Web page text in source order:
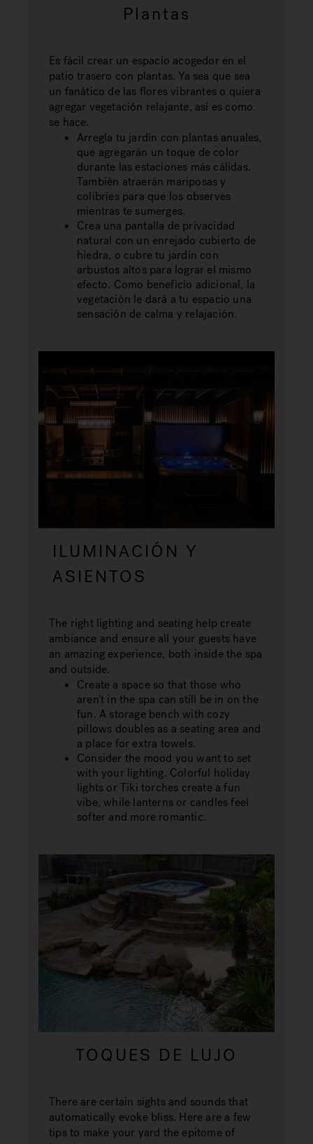
Plantas
Es fácil crear un espacio acogedor en el
patio trasero con plantas. Ya sea que sea
un fanático de las flores vibrantes o quiera
agregar vegetación relajante, así es como
se hace.
Arregla tu jardín con plantas anuales,
que agregarán un toque de color
durante las estaciones más cálidas.
También atraerán mariposas y
colibríes para que los observes
mientras te sumerges.
Crea una pantalla de privacidad
natural con un enrejado cubierto de
hiedra, o cubre tu jardín con
arbustos altos para lograr el mismo
efecto. Como beneficio adicional, la
vegetación le dará a tu espacio una
sensación de calma y relajación.
ILUMINACIÓN Y
ASIENTOS
The right lighting and seating help create
ambiance and ensure all your guests have
an amazing experience, both inside the spa
and outside.
Create a space so that those who
aren’t in the spa can still be in on the
fun. A storage bench with cozy
pillows doubles as a seating area and
a place for extra towels.
Consider the mood you want to set
with your lighting. Colorful holiday
lights or Tiki torches create a fun
vibe, while lanterns or candles feel
softer and more romantic.
TOQUES DE LUJO
There are certain sights and sounds that
automatically evoke bliss. Here are a few
tips to make your yard the epitome of